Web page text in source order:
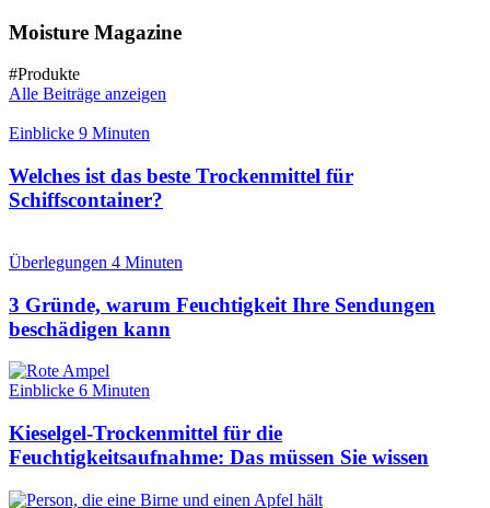
Moisture Magazine
#Produkte
Alle Beiträge anzeigen
Einblicke 9 Minuten
Welches ist das beste Trockenmittel für
Schiffscontainer?
Überlegungen 4 Minuten
3 Gründe, warum Feuchtigkeit Ihre Sendungen
beschädigen kann
Einblicke 6 Minuten
Kieselgel-Trockenmittel für die
Feuchtigkeitsaufnahme: Das müssen Sie wissen